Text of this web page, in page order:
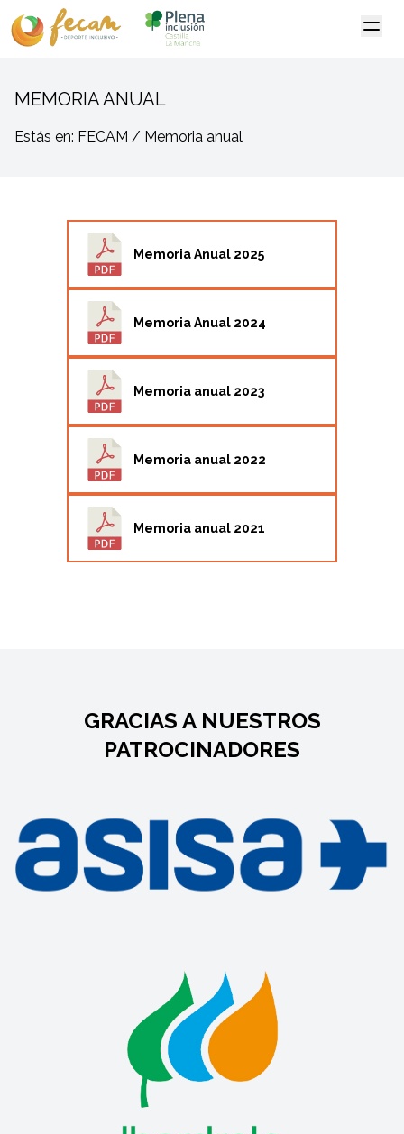
MEMORIA ANUAL
Estás en: FECAM / Memoria anual
Memoria Anual 2025
Memoria Anual 2024
Memoria anual 2023
Memoria anual 2022
Memoria anual 2021
GRACIAS A NUESTROS
PATROCINADORES